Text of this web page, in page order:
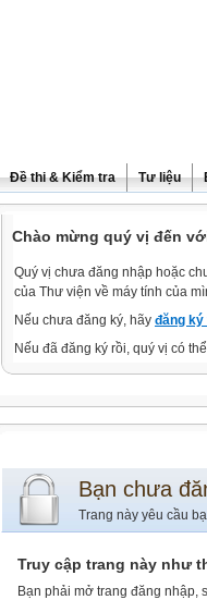
Đề thi & Kiểm tra Tư liệu
Chào mừng quý vị đến
Quý vị chưa đăng nhập hoặc
của Thư viện về máy tính của
Nếu chưa đăng ký, hãy đăng ký
Nếu đã đăng ký rồi, quý vị có
Bạn chưa
Trang này yêu cầu
Truy cập trang này như
Bạn phải mở trang đăng nhập,